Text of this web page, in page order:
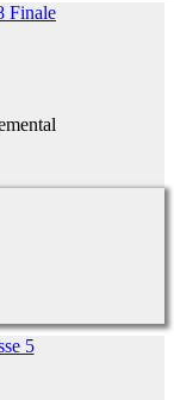
Finale
5